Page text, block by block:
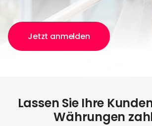
Jetzt anmelden
Lassen Sie Ihre
Währungen